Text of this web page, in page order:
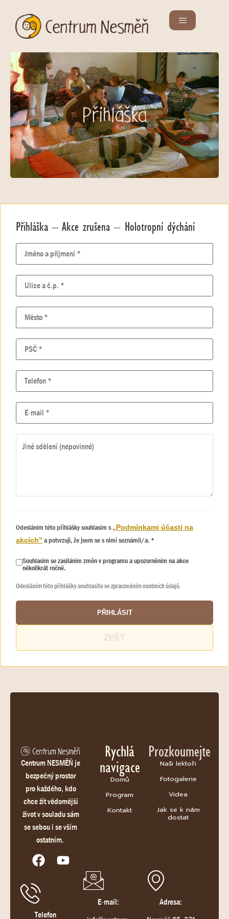
Přihláška
Přihláška – Akce zrušena – Holotropní dýchání
Odesláním této přihlášky souhlasím s„Podmínkami účasti na
akcích" a potvrzuji, že jsem se s nimi seznámil/a. *
Souhlasím se zasíláním změn v programu a upozorněním na akce
několikrát ročně.
Odesláním této přihlášky souhlasíte se zpracováním osobních údajů.
PŘIHLÁSIT
ZPĚT
Centrum NESMĚŇ je
bezpečný prostor
pro každého, kdo
chce žít vědomější
život v souladu sám
se sebou i se vším
ostatním.
Rychlá
navigace
Domů
Program
Kontakt
Prozkoumejte
Naši lektoři
Fotogalerie
Videa
Jak se k nám
dostat
Telefon
E-mail:
Adresa: